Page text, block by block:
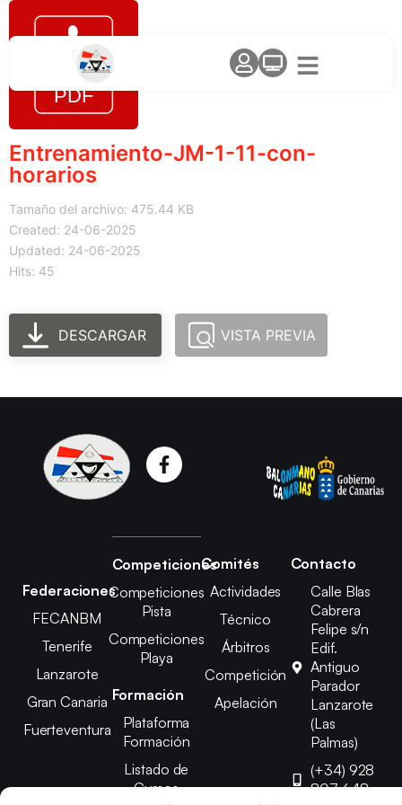
Entrenamiento-JM-1-11-con-
horarios
Tamaño del archivo: 475.44 KB
Created: 24-06-2025
Updated: 24-06-2025
Hits: 45
DESCARGAR VISTA PREVIA
Federaciones
FECANBM
Tenerife
Lanzarote
Gran Canaria
Fuerteventura
Competiciones
Competiciones
Pista
Competiciones
Playa
Formación
Plataforma
Formación
Listado de
Cursos
Comités
Actividades
Técnico
Árbitros
Competición
Apelación
Contacto
Calle Blas
Cabrera
Felipe s/n
Edif.
Antiguo
Parador
Lanzarote
(Las
Palmas)
(+34) 928
807 648